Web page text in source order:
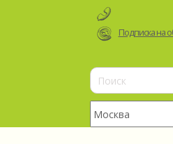
Подписка на